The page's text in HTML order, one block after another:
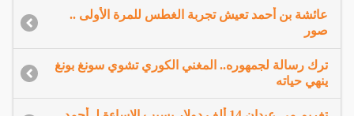
عائشة بن أحمد تعيش تجربة الغطس للمرة الأولى ..
صور
ترك رسالة لجمهوره.. المغني الكوري تشوي سونغ بونغ
ينهي حياته